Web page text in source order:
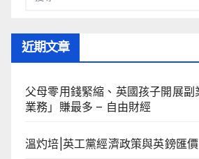
近期文章
父母零用錢緊縮、英國孩子開展
業務」賺最多 – 自由財經
溫灼培|英工黨經濟政策與英鎊匯價